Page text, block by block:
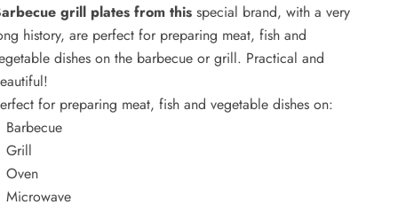
grill plates from this special brand, with a very
history, are perfect for preparing meat, fish and
dishes on the barbecue or grill. Practical and
for preparing meat, fish and vegetable dishes on:
Barbecue
Grill
Oven
Microwave